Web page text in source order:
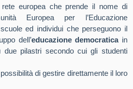
europea che prende il nome di
Europea per l’Educazione
ed individui che perseguono il
dell’educazione democratica in
pilastri secondo cui gli studenti
di gestire direttamente il loro